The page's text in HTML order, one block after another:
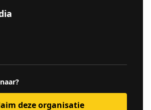
deze organisatie